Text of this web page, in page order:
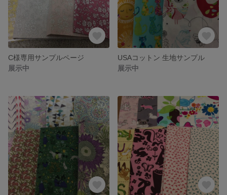
C様専用サンプルページ
展示中
USAコットン 生地サンプル
展示中